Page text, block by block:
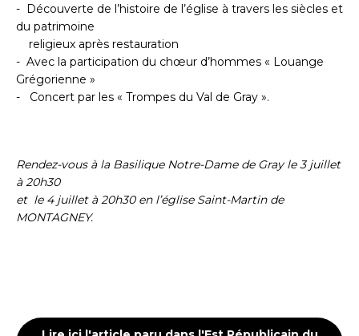
- Découverte de l’histoire de l’église à travers les siècles et
du patrimoine
religieux après restauration
- Avec la participation du chœur d’hommes « Louange
Grégorienne »
- Concert par les « Trompes du Val de Gray ».
Rendez-vous à la Basilique Notre-Dame de Gray le 3 juillet
à 20h30
et le 4 juillet à 20h30 en l’église Saint-Martin de
MONTAGNEY.